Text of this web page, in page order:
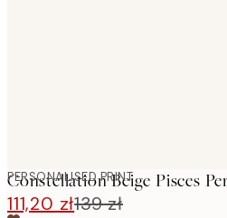
PERSONALISED PRINT
Constellation Beige Pisces
111,20 zł139 zł